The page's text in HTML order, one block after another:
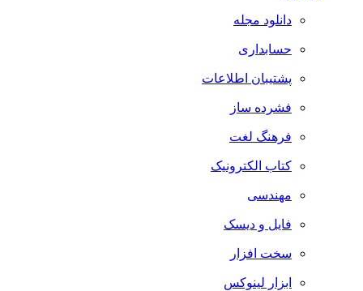
دانلود مجله
حسابداری
پشتیبان اطلاعات
فشرده ساز
فرهنگ لغت
کتاب الکترونیک
مهندسی
فایل و دیسک
سخت افزار
ابزار لینوکس